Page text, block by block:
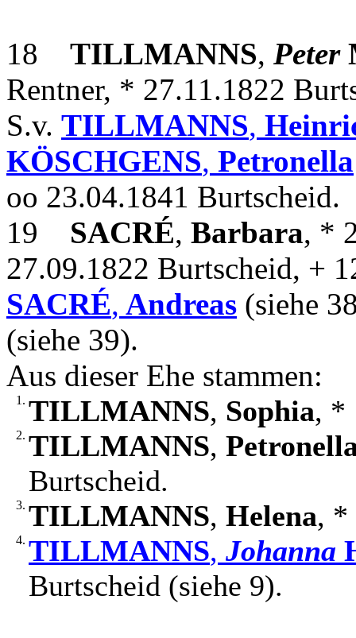
18 TILLMANNS, Peter
Rentner, * 27.11.1822
S.v. TILLMANNS,
KÖSCHGENS, Petronella
oo 23.04.1841 Burtscheid.
19 SACRÉ, Barbara, *
27.09.1822 Burtscheid, +
SACRÉ, Andreas (siehe
(siehe 39).
Aus dieser Ehe stammen:
1. TILLMANNS, Sophia, *
2. TILLMANNS,
Burtscheid.
3. TILLMANNS, Helena, *
4. TILLMANNS, Johanna
Burtscheid (siehe 9).